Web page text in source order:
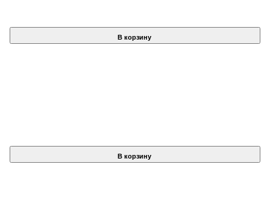
В корзину
В корзину